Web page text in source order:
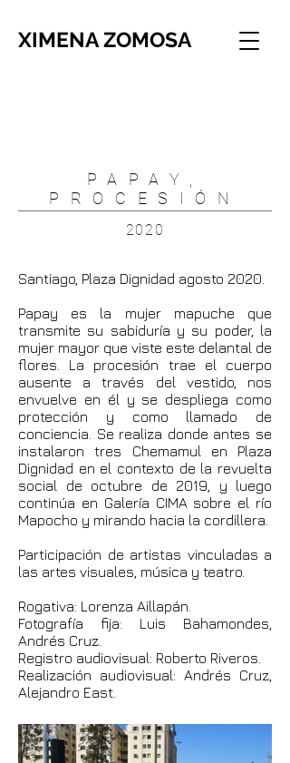
XIMENA ZOMOSA
PAPAY,
PROCESIÓN
2020
Santiago, Plaza Dignidad agosto 2020.
Papay es la mujer mapuche que
transmite su sabiduría y su poder, la
mujer mayor que viste este delantal de
flores. La procesión trae el cuerpo
ausente a través del vestido, nos
envuelve en él y se despliega como
protección y como llamado de
conciencia. Se realiza donde antes se
instalaron tres Chemamul en Plaza
Dignidad en el contexto de la revuelta
social de octubre de 2019, y luego
continúa en Galería CIMA sobre el río
Mapocho y mirando hacia la cordillera.
Participación de artistas vinculadas a
las artes visuales, música y teatro.
Rogativa: Lorenza Aillapán.
Fotografía fija: Luis Bahamondes,
Andrés Cruz.
Registro audiovisual: Roberto Riveros.
Realización audiovisual: Andrés Cruz,
Alejandro East.